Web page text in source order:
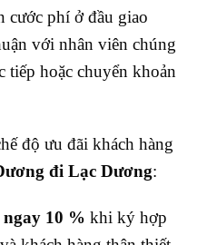
cước phí ở đầu giao
với nhân viên chúng
tiếp hoặc chuyển khoản
độ ưu đãi khách hàng
đi Lạc Dương:
10 % khi ký hợp